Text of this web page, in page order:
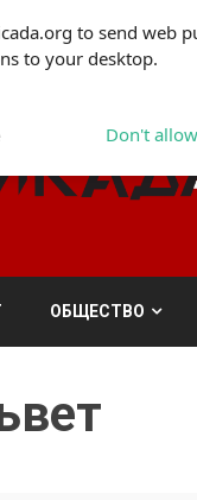
to send web
to your desktop.
Don't allow
За реклама
ОБЩЕСТВО